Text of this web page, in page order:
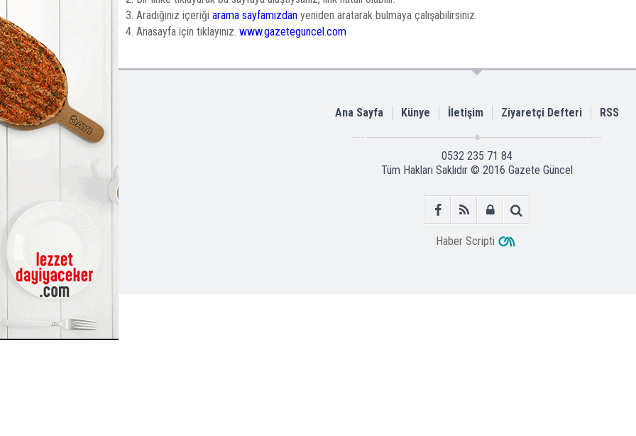
3. Aradığınız içeriği arama sayfamızdan yeniden aratarak bulmaya çalışabilirsiniz.
4. Anasayfa için tıklayınız. www.gazeteguncel.com
Ana Sayfa Künye İletişim Ziyaretçi Defteri RSS
0532 235 71 84
Tüm Hakları Saklıdır © 2016 Gazete Güncel
Haber Scripti